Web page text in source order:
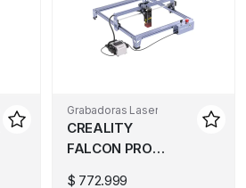
Grabadoras Laser
CREALITY
FALCON PRO
$ 772.999